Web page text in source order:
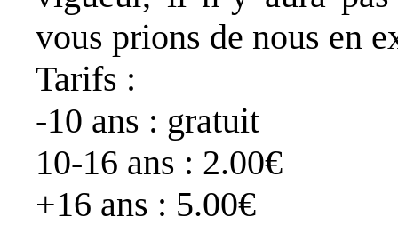
vous prions de nous en
Tarifs :
-10 ans : gratuit
10-16 ans : 2.00€
+16 ans : 5.00€